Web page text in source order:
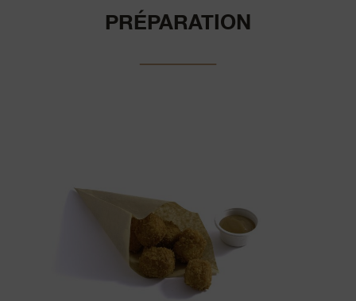
PRÉPARATION